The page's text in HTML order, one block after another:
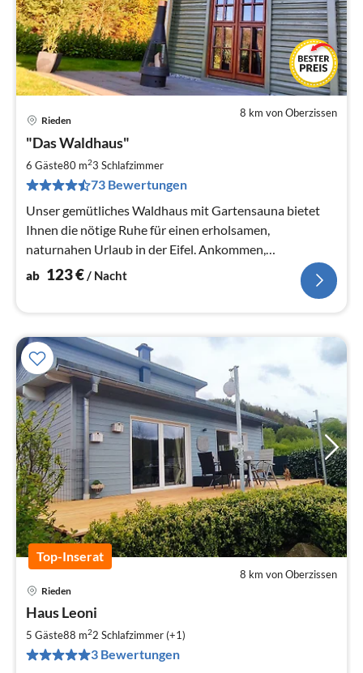
8 km von Oberzissen
Rieden
"Das Waldhaus"
6 Gäste80 m23 Schlafzimmer
73 Bewertungen
Unser gemütliches Waldhaus mit Gartensauna bietet
Ihnen die nötige Ruhe für einen erholsamen,
naturnahen Urlaub in der Eifel. Ankommen,
Durchatmen, Wohlfühlen ...
ab 123€/ Nacht
Top-Inserat
8 km von Oberzissen
Rieden
Haus Leoni
5 Gäste88 m22 Schlafzimmer (+1)
3 Bewertungen